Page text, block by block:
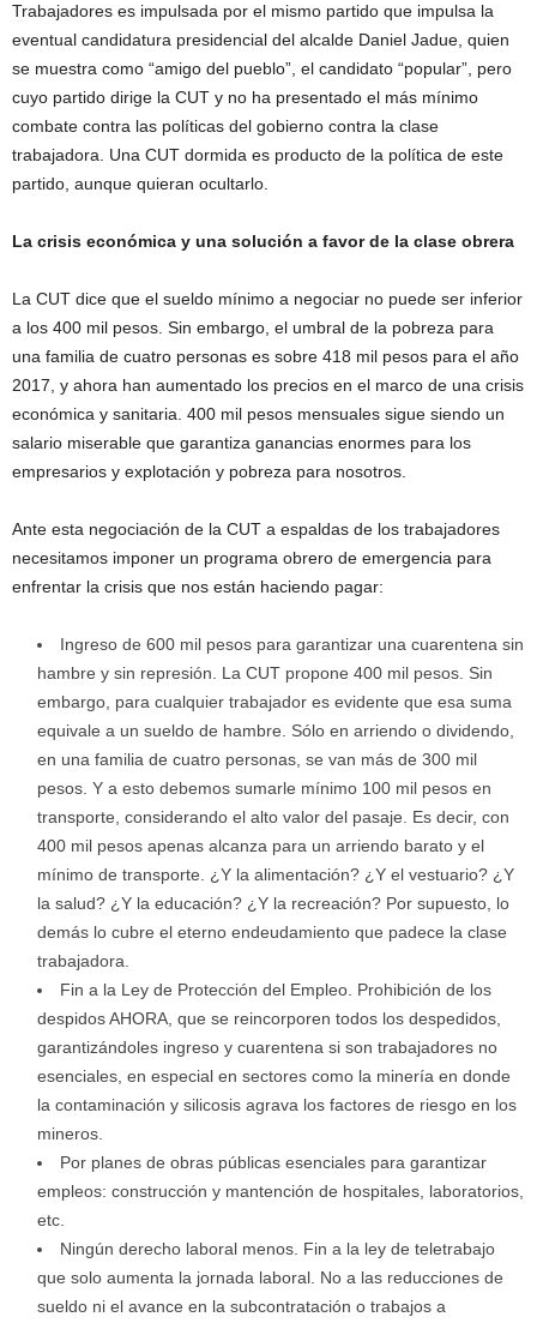
Trabajadores es impulsada por el mismo partido que impulsa la
eventual candidatura presidencial del alcalde Daniel Jadue, quien
se muestra como “amigo del pueblo”, el candidato “popular”, pero
cuyo partido dirige la CUT y no ha presentado el más mínimo
combate contra las políticas del gobierno contra la clase
trabajadora. Una CUT dormida es producto de la política de este
partido, aunque quieran ocultarlo.
La crisis económica y una solución a favor de la clase obrera
La CUT dice que el sueldo mínimo a negociar no puede ser inferior
a los 400 mil pesos. Sin embargo, el umbral de la pobreza para
una familia de cuatro personas es sobre 418 mil pesos para el año
2017, y ahora han aumentado los precios en el marco de una crisis
económica y sanitaria. 400 mil pesos mensuales sigue siendo un
salario miserable que garantiza ganancias enormes para los
empresarios y explotación y pobreza para nosotros.
Ante esta negociación de la CUT a espaldas de los trabajadores
necesitamos imponer un programa obrero de emergencia para
enfrentar la crisis que nos están haciendo pagar:
Ingreso de 600 mil pesos para garantizar una cuarentena sin
hambre y sin represión. La CUT propone 400 mil pesos. Sin
embargo, para cualquier trabajador es evidente que esa suma
equivale a un sueldo de hambre. Sólo en arriendo o dividendo,
en una familia de cuatro personas, se van más de 300 mil
pesos. Y a esto debemos sumarle mínimo 100 mil pesos en
transporte, considerando el alto valor del pasaje. Es decir, con
400 mil pesos apenas alcanza para un arriendo barato y el
mínimo de transporte. ¿Y la alimentación? ¿Y el vestuario? ¿Y
la salud? ¿Y la educación? ¿Y la recreación? Por supuesto, lo
demás lo cubre el eterno endeudamiento que padece la clase
trabajadora.
Fin a la Ley de Protección del Empleo. Prohibición de los
despidos AHORA, que se reincorporen todos los despedidos,
garantizándoles ingreso y cuarentena si son trabajadores no
esenciales, en especial en sectores como la minería en donde
la contaminación y silicosis agrava los factores de riesgo en los
mineros.
Por planes de obras públicas esenciales para garantizar
empleos: construcción y mantención de hospitales, laboratorios,
etc.
Ningún derecho laboral menos. Fin a la ley de teletrabajo
que solo aumenta la jornada laboral. No a las reducciones de
sueldo ni el avance en la subcontratación o trabajos a